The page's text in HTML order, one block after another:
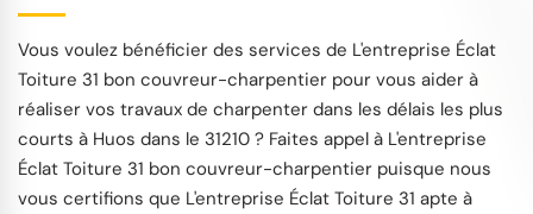
Vous voulez bénéficier des services de L'entreprise Éclat
Toiture 31 bon couvreur-charpentier pour vous aider à
réaliser vos travaux de charpenter dans les délais les plus
courts à Huos dans le 31210 ? Faites appel à L'entreprise
Éclat Toiture 31 bon couvreur-charpentier puisque nous
vous certifions que L'entreprise Éclat Toiture 31 apte à